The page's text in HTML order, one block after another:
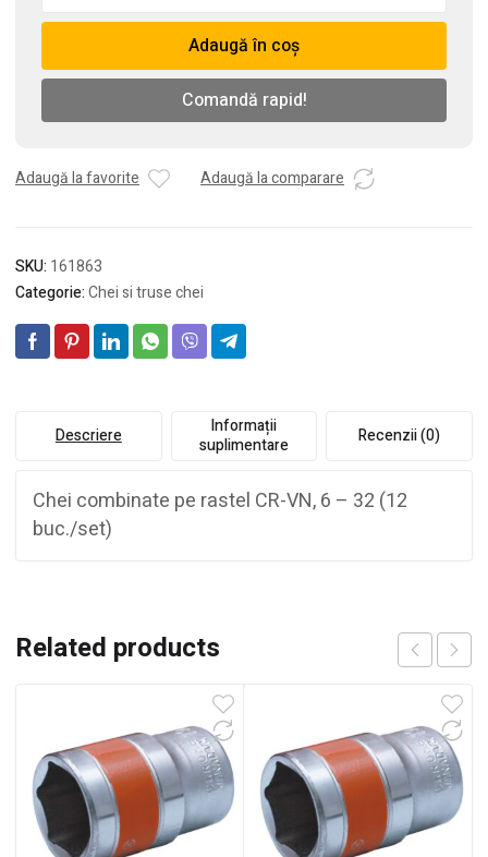
combinate
rastel
VN,
32
Adaugă în coș
Comandă rapid!
Adaugă la favorite Adaugă la comparare
SKU: 161863
Categorie:Chei si truse chei
Descriere
Informații
suplimentare
Recenzii (0)
Chei combinate pe rastel CR-VN, 6 – 32 (12
buc./set)
Related products